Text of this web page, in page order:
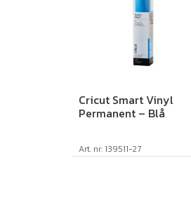
Cricut Smart Vinyl
Permanent – Blå
Art. nr: 139511-27